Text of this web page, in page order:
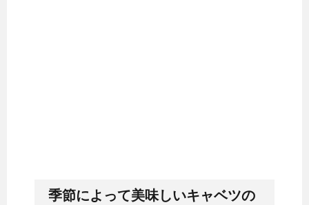
季節によって美味しいキャベツの